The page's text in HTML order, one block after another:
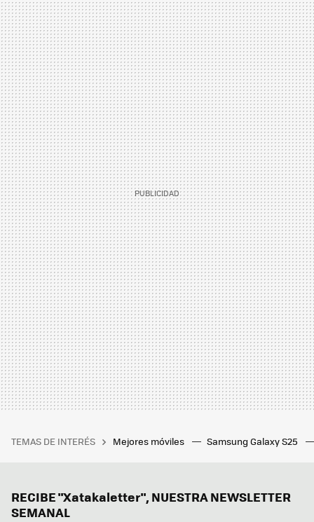
TEMAS DE INTERÉS Mejores móviles Samsung Galaxy S25
RECIBE "Xatakaletter", NUESTRA NEWSLETTER
SEMANAL